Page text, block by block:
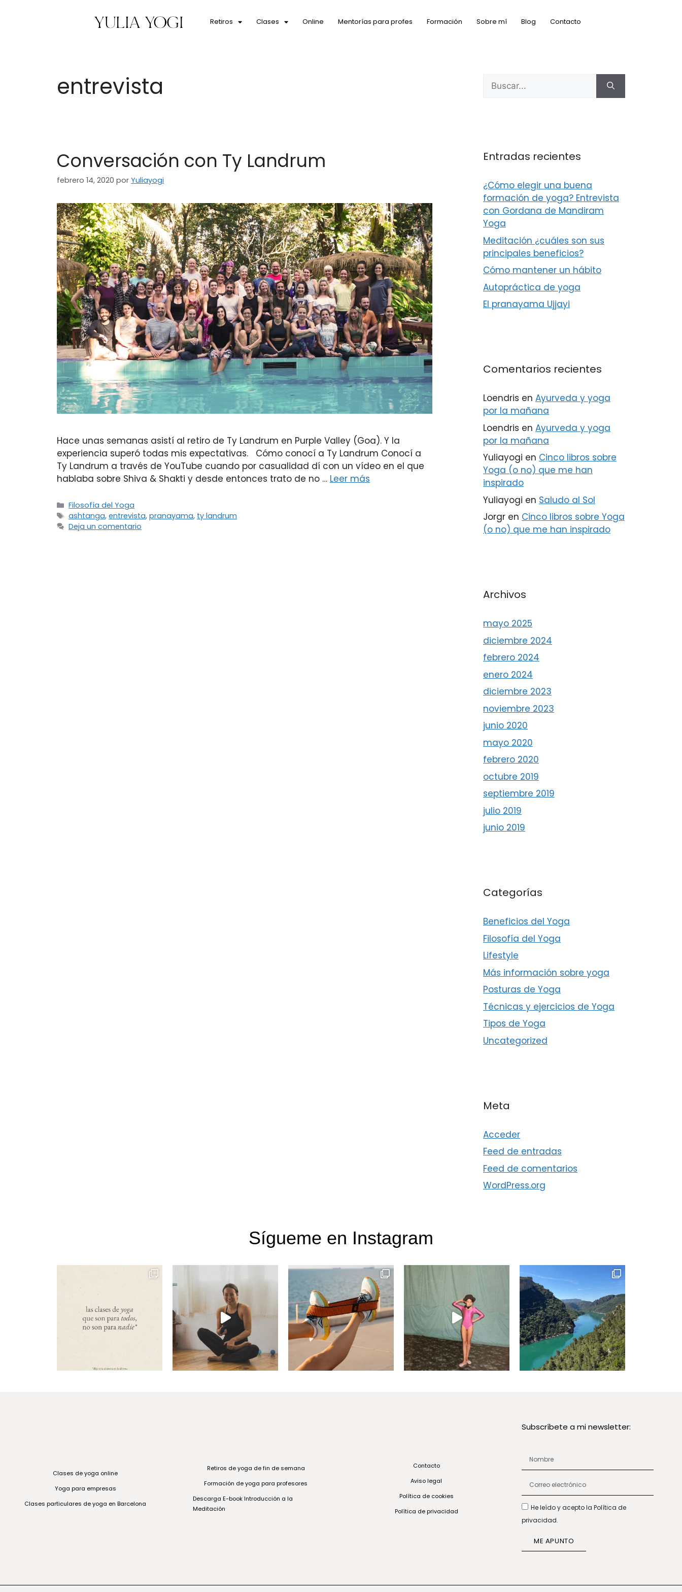
Retiros Clases Online Mentorías para profes Formación Sobre mí Blog Contacto
entrevista
Conversación con Ty Landrum
febrero 14, 2020 por Yuliayogi
Hace unas semanas asistí al retiro de Ty Landrum en Purple Valley (Goa). Y la
experiencia superó todas mis expectativas. Cómo conocí a Ty Landrum Conocí a
Ty Landrum a través de YouTube cuando por casualidad dí con un vídeo en el que
hablaba sobre Shiva & Shakti y desde entonces trato de no … Leer más
Filosofía del Yoga
ashtanga,entrevista,pranayama, ty landrum
Deja un comentario
Entradas recientes
¿Cómo elegir una buena
formación de yoga? Entrevista
con Gordana de Mandiram
Yoga
Meditación ¿cuáles son sus
principales beneficios?
Cómo mantener un hábito
Autopráctica de yoga
El pranayama Ujjayi
Comentarios recientes
Loendris en Ayurveda y yoga
por la mañana
Loendris en Ayurveda y yoga
por la mañana
Yuliayogi en Cinco libros sobre
Yoga (o no) que me han
inspirado
Yuliayogi en Saludo al Sol
Jorgr en Cinco libros sobre Yoga
(o no) que me han inspirado
Archivos
mayo 2025
diciembre 2024
febrero 2024
enero 2024
diciembre 2023
noviembre 2023
junio 2020
mayo 2020
febrero 2020
octubre 2019
septiembre 2019
julio 2019
junio 2019
Categorías
Beneficios del Yoga
Filosofía del Yoga
Lifestyle
Más información sobre yoga
Posturas de Yoga
Técnicas y ejercicios de Yoga
Tipos de Yoga
Uncategorized
Meta
Acceder
Feed de entradas
Feed de comentarios
WordPress.org
Sígueme en Instagram
Clases de yoga online
Yoga para empresas
Clases particulares de yoga en Barcelona
Retiros de yoga de fin de semana
Formación de yoga para profesores
Descarga E-book Introducción a la
Meditación
Contacto
Aviso legal
Política de cookies
Política de privacidad
Subscríbete a mi newsletter:
He leído y acepto la Política de
privacidad.
ME APUNTO